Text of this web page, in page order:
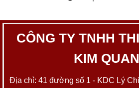
CÔNG TY TNHH
KIM
Địa chỉ: 41 đường số 1 - KDC Lý